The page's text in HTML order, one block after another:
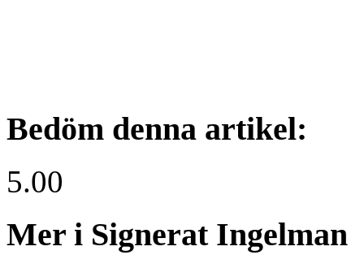
Bedöm denna artikel:
5.00
Mer i Signerat Ingelman